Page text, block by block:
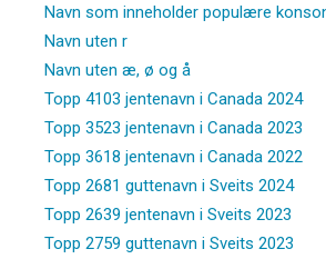
Navn som inneholder populære
Navn uten r
Navn uten æ, ø og å
Topp 4103 jentenavn i Canada 2024
Topp 3523 jentenavn i Canada 2023
Topp 3618 jentenavn i Canada 2022
Topp 2681 guttenavn i Sveits 2024
Topp 2639 jentenavn i Sveits 2023
Topp 2759 guttenavn i Sveits 2023